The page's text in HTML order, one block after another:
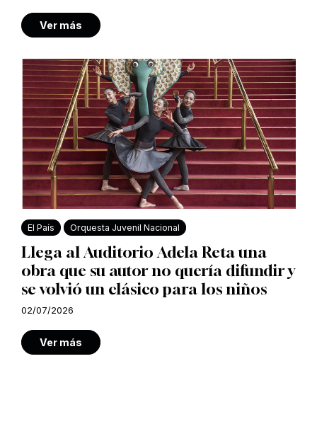
Ver más
El País Orquesta Juvenil Nacional
Llega al Auditorio Adela Reta una
obra que su autor no quería difundir y
se volvió un clásico para los niños
02/07/2026
Ver más